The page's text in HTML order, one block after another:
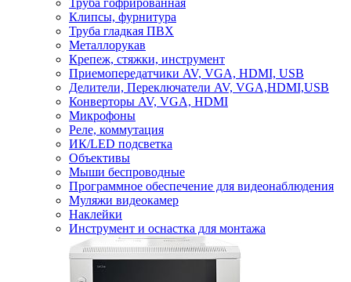
Труба гофрированная
Клипсы, фурнитура
Труба гладкая ПВХ
Металлорукав
Крепеж, стяжки, инструмент
Приемопередатчики AV, VGA, HDMI, USB
Делители, Переключатели AV, VGA,HDMI,USB
Конверторы AV, VGA, HDMI
Микрофоны
Реле, коммутация
ИК/LED подсветка
Объективы
Мыши беспроводные
Программное обеспечение для видеонаблюдения
Муляжи видеокамер
Наклейки
Инструмент и оснастка для монтажа